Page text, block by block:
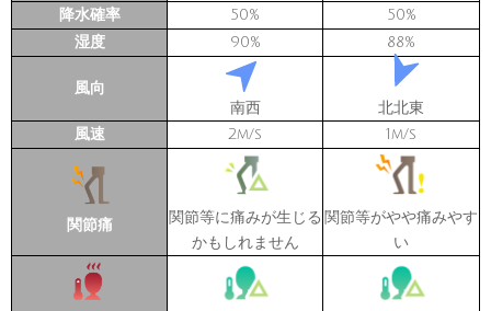
降水確率 50% 50%
湿度 90% 88%
風向
南西
北北東
風速
2m/s 1 m/s
関節痛
関節等に痛みが生じる
かもしれません
関節等がやや痛みやす
い